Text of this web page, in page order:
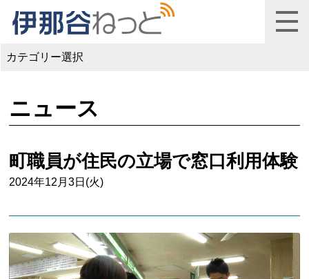
カテゴリー選択
ニュース
町職員が住民の立場で窓口利用体験
2024年12月3日(火)